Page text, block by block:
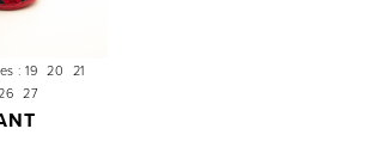
: 19 20 21
27